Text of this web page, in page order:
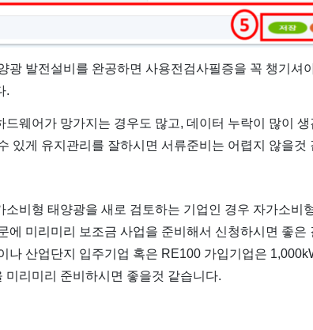
광 발전설비를 완공하면 사용전검사필증을 꼭 챙기셔
.
웨어가 망가지는 경우도 많고, 데이터 누락이 많이 생
있게 유지관리를 잘하시면 서류준비는 어렵지 않을것
소비형 태양광을 새로 검토하는 기업인 경우 자가소비
에 미리미리 보조금 사업을 준비해서 신청하시면 좋은
나 산업단지 입주기업 혹은 RE100 가입기업은
미리미리 준비하시면 좋을것 같습니다.